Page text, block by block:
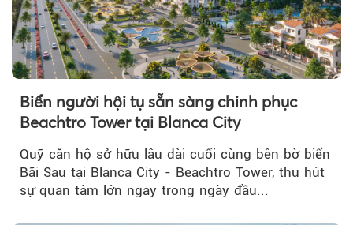
Biển người hội tụ sẵn sàng chinh phục
Beachtro Tower tại Blanca City
Quỹ căn hộ sở hữu lâu dài cuối cùng bên bờ biển
Bãi Sau tại Blanca City - Beachtro Tower, thu hút
sự quan tâm lớn ngay trong ngày đầu...